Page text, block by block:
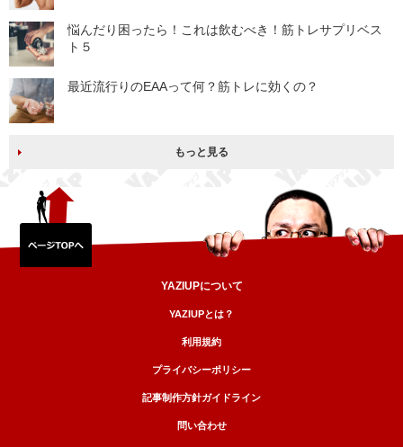
悩んだり困ったら！これは飲むべき！筋トレサプリベス
ト５
最近流行りのEAAって何？筋トレに効くの？
もっと見る
YAZIUPについて
YAZIUPとは？
利用規約
プライバシーポリシー
記事制作方針ガイドライン
問い合わせ